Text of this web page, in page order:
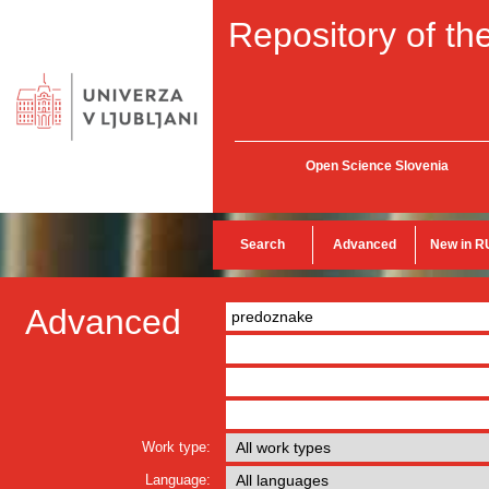
Repository of
Open Science Slovenia
Search Advanced New in
Advanced
Work type:
Language: